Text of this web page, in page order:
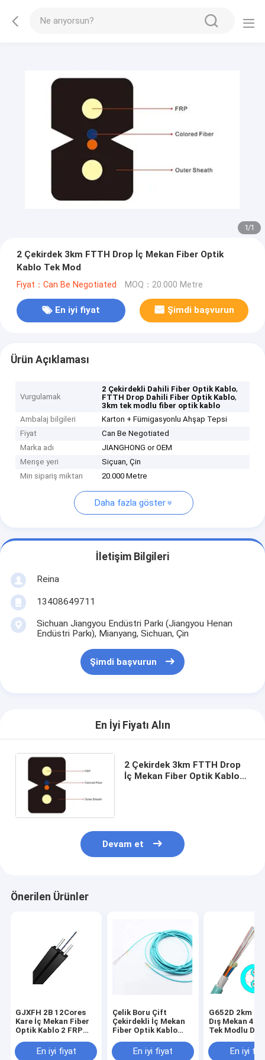
1/1
2 Çekirdek 3km FTTH Drop İç Mekan Fiber Optik
Kablo Tek Mod
Fiyat：Can Be Negotiated MOQ：20.000 Metre
En iyi fiyat Şimdi başvurun
Ürün Açıklaması
Vurgulamak
2 Çekirdekli Dahili Fiber Optik Kablo,
FTTH Drop Dahili Fiber Optik Kablo,
3km tek modlu fiber optik kablo
Ambalaj bilgileri
Karton + Fümigasyonlu Ahşap Tepsi
Fiyat
Can Be Negotiated
Marka adı
JIANGHONG or OEM
Menşe yeri
Siçuan, Çin
Min sipariş miktarı
20.000 Metre
Daha fazla göster
İletişim Bilgileri
Reina
13408649711
Sichuan Jiangyou Endüstri Parkı (Jiangyou Henan
Endüstri Parkı), Mianyang, Sichuan, Çin
Şimdi başvurun
En İyi Fiyatı Alın
2 Çekirdek 3km FTTH Drop
İç Mekan Fiber Optik Kablo
Devam et
Önerilen Ürünler
GJXFH 2B 12Cores
Kare İç Mekan Fiber
Optik Kablo 2 FRP
En iyi fiyat
Çelik Boru Çift
Çekirdekli İç Mekan
Fiber Optik Kablo
GJPFJH Modu
En iyi fiyat
G652D 2km İç
Dış Mekan 4 6
Tek Modlu Dış
En iyi